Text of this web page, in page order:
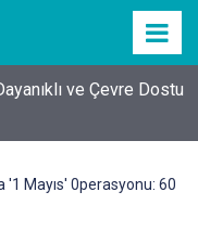
ve Çevre Dostu
'1 Mayıs' 0perasyonu: 60